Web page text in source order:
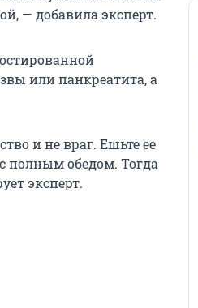
— добавила эксперт.
или панкреатита, а
и не враг. Ешьте ее
полным обедом. Тогда
эксперт.